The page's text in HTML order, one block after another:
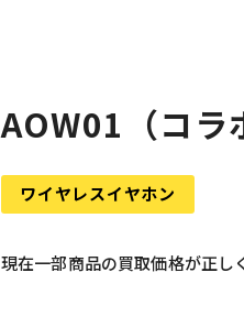
AOW01（コラ
ワイヤレスイヤホン
現在一部商品の買取価格が正し